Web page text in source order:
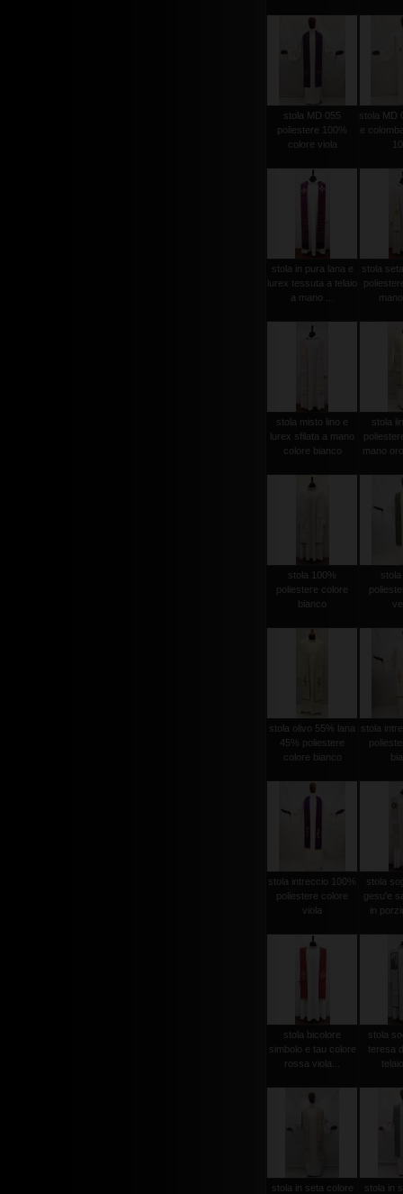
stola MD 055
poliestere 100%
colore viola
stola MD
e
stola in pura lana e
lurex tessuta a telaio
a mano ...
stola
stola misto lino e
lurex sfilata a mano
colore bianco
stola
mano
stola 100%
poliestere colore
bianco
stola olivo 55% lana
45% poliestere
colore bianco
stola
stola intreccio 100%
poliestere colore
viola
stola
gesu'e
in
stola bicolore
simbolo e tau colore
rossa viola...
stola
teresa
stola in seta colore
stola in